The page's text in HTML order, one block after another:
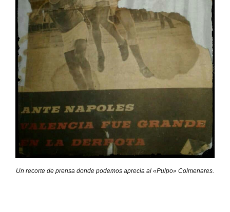
Un recorte de prensa donde podemos aprecia al «Pulpo» Colmenares.